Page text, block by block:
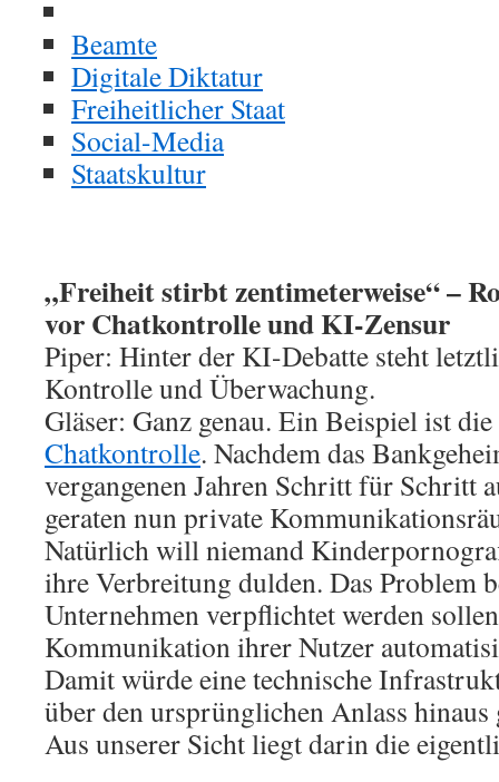
Beamte
Digitale Diktatur
Freiheitlicher Staat
Social-Media
Staatskultur
„Freiheit stirbt zentimeterweise“ –
vor Chatkontrolle und KI-Zensur
Piper: Hinter der KI-Debatte steht
Kontrolle und Überwachung.
Gläser: Ganz genau. Ein Beispiel ist die
Chatkontrolle. Nachdem das
vergangenen Jahren Schritt für Schritt
geraten nun private
Natürlich will niemand
ihre Verbreitung dulden. Das Problem
Unternehmen verpflichtet werden
Kommunikation ihrer Nutzer
Damit würde eine technische
über den ursprünglichen Anlass hinaus
Aus unserer Sicht liegt darin die